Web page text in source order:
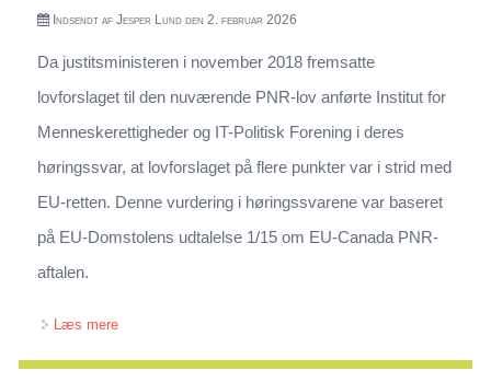
Indsendt af Jesper Lundden 2. februar 2026
Da justitsministeren i november 2018 fremsatte
lovforslaget til den nuværende PNR-lov anførte Institut for
Menneskerettigheder og IT-Politisk Forening i deres
høringssvar, at lovforslaget på flere punkter var i strid med
EU-retten. Denne vurdering i høringssvarene var baseret
på EU-Domstolens udtalelse 1/15 om EU-Canada PNR-
aftalen.
Læs mereom Høringssvar vedr. ændring af PNR-loven